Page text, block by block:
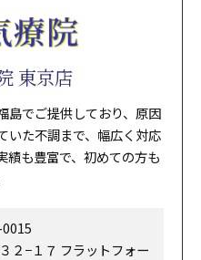
東京店
島でご提供しており、原因
いた不調まで、幅広く対応
績も豊富で、初めての方も
２−１７ フラットフォー